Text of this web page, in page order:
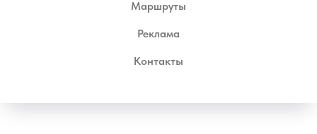
Маршруты
Реклама
Контакты